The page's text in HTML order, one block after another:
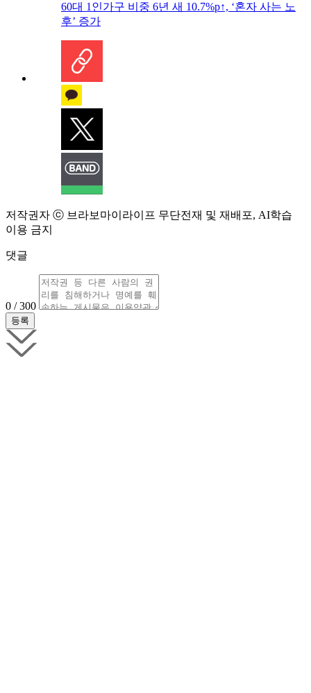
60대 1인가구 비중 6년 새 10.7%p↑, ‘혼자 사는 노
후’ 증가
저작권자 ⓒ 브라보마이라이프 무단전재 및 재배포, AI학습
이용 금지
댓글
0 / 300